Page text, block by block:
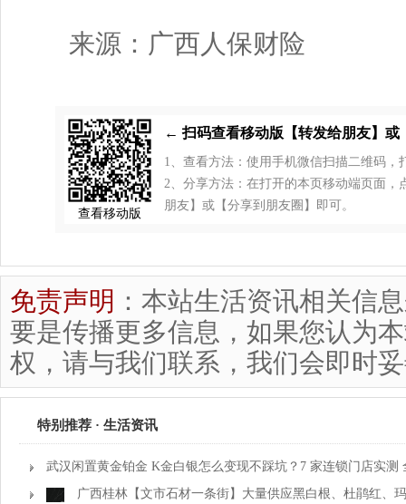
来源：广西人保财险
查看移动版
← 扫码查看移动版【转发给朋友】或
1、查看方法：使用手机微信扫描二维码，
2、分享方法：在打开的本页移动端页面，
朋友】或【分享到朋友圈】即可。
免责声明 ：本站生活资讯相关信
要是传播更多信息，如果您认为
权，请与我们联系，我们会即时
特别推荐 · 生活资讯
武汉闲置黄金铂金 K金白银怎么变现不踩坑？7 家连锁门店实测
广西桂林【文市石材一条街】大量供应黑白根、杜鹃红、